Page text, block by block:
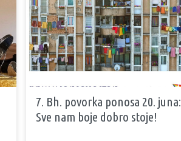
7. Bh. povorka ponosa 20. juna:
Sve nam boje dobro stoje!